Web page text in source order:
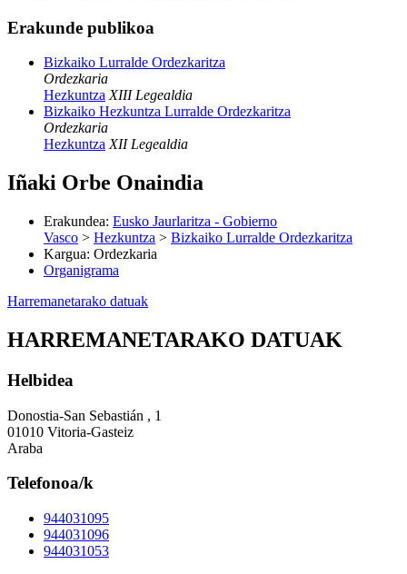
Erakunde publikoa
Bizkaiko Lurralde Ordezkaritza
Ordezkaria
Hezkuntza XIII Legealdia
Bizkaiko Hezkuntza Lurralde Ordezkaritza
Ordezkaria
Hezkuntza XII Legealdia
Iñaki Orbe Onaindia
Erakundea: Eusko Jaurlaritza - Gobierno
Vasco > Hezkuntza > Bizkaiko Lurralde Ordezkaritza
Kargua: Ordezkaria
Organigrama
Harremanetarako datuak
HARREMANETARAKO DATUAK
Helbidea
Donostia-San Sebastián , 1
01010 Vitoria-Gasteiz
Araba
Telefonoa/k
944031095
944031096
944031053